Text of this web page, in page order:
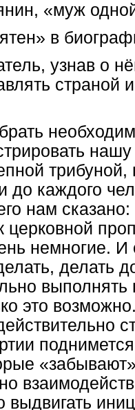
«муж
в
узнав о
страной
до каждого
нам
церковной
немногие.
делать
выполнять
это
выдвигать